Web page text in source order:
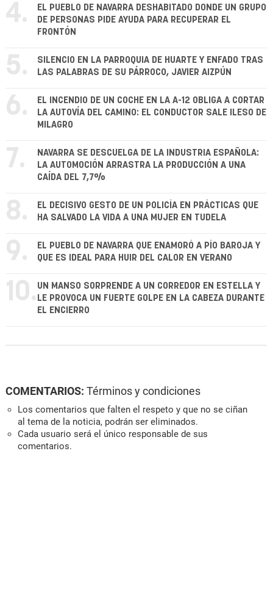
4.
EL PUEBLO DE NAVARRA DESHABITADO DONDE UN GRUPO
DE PERSONAS PIDE AYUDA PARA RECUPERAR EL
FRONTÓN
5.
SILENCIO EN LA PARROQUIA DE HUARTE Y ENFADO TRAS
LAS PALABRAS DE SU PÁRROCO, JAVIER AIZPÚN
6.
EL INCENDIO DE UN COCHE EN LA A-12 OBLIGA A CORTAR
LA AUTOVÍA DEL CAMINO: EL CONDUCTOR SALE ILESO DE
MILAGRO
7.
NAVARRA SE DESCUELGA DE LA INDUSTRIA ESPAÑOLA:
LA AUTOMOCIÓN ARRASTRA LA PRODUCCIÓN A UNA
CAÍDA DEL 7,7%
8.
EL DECISIVO GESTO DE UN POLICÍA EN PRÁCTICAS QUE
HA SALVADO LA VIDA A UNA MUJER EN TUDELA
9.
EL PUEBLO DE NAVARRA QUE ENAMORÓ A PÍO BAROJA Y
QUE ES IDEAL PARA HUIR DEL CALOR EN VERANO
10. UN MANSO SORPRENDE A UN CORREDOR EN ESTELLA Y
LE PROVOCA UN FUERTE GOLPE EN LA CABEZA DURANTE
EL ENCIERRO
COMENTARIOS: Términos y condiciones
Los comentarios que falten el respeto y que no se ciñan
al tema de la noticia, podrán ser eliminados.
Cada usuario será el único responsable de sus
comentarios.